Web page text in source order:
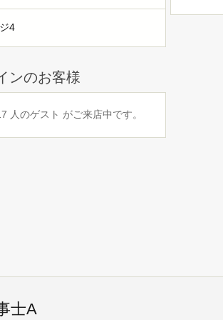
4
ンのお客様
人のゲスト がご来店中です。
士A